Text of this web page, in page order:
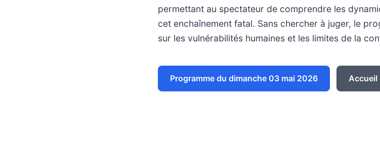
permettant au spectateur de comprendre les
cet enchaînement fatal. Sans chercher à juger, le
sur les vulnérabilités humaines et les limites de la
Programme du dimanche 03 mai 2026 Accueil